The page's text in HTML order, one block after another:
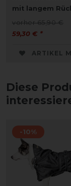
mit langem
vorher 65,90 €
59,30 € *
ARTIKEL
Diese
-10%